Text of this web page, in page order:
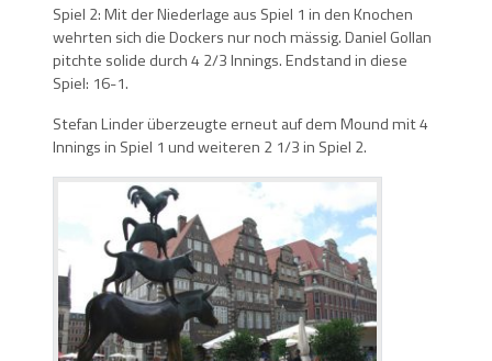
Spiel 2: Mit der Niederlage aus Spiel 1 in den Knochen
wehrten sich die Dockers nur noch mässig. Daniel Gollan
pitchte solide durch 4 2/3 Innings. Endstand in diese
Spiel: 16-1.
Stefan Linder überzeugte erneut auf dem Mound mit 4
Innings in Spiel 1 und weiteren 2 1/3 in Spiel 2.